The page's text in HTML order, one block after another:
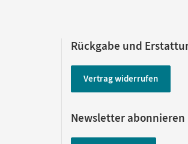
Rückgabe und
Vertrag widerrufen
Newsletter abonnieren